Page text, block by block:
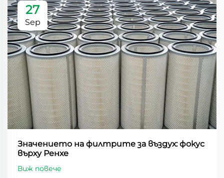
27
Sep
Значението на филтрите за въздух: фокус
върху Ренхе
Виж повече